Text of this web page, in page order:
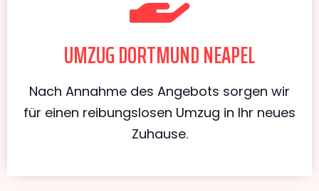
UMZUG DORTMUND NEAPEL
Nach Annahme des Angebots sorgen wir
für einen reibungslosen Umzug in Ihr neues
Zuhause.